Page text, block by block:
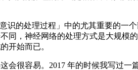
的处理过程」中的尤其重要的一
同，神经网络的处理方式是大规模
开始而已。
容易。2017 年的时候我写过一篇